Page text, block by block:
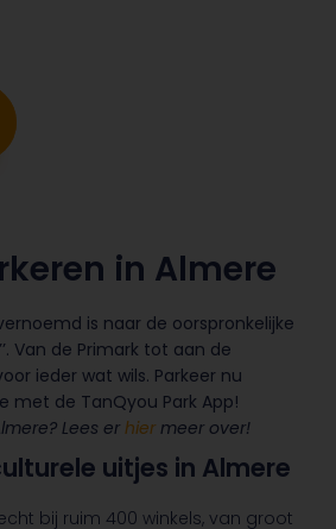
in Almere
is naar de oorspronkelijke
Van de Primark tot aan de
ieder wat wils. Parkeer nu
met de TanQyou Park App!
Lees erhier meer over!
uitjes in Almere
bij ruim 400 winkels, van groot